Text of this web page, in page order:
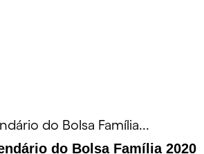
do Bolsa Família...
do Bolsa Família 2020